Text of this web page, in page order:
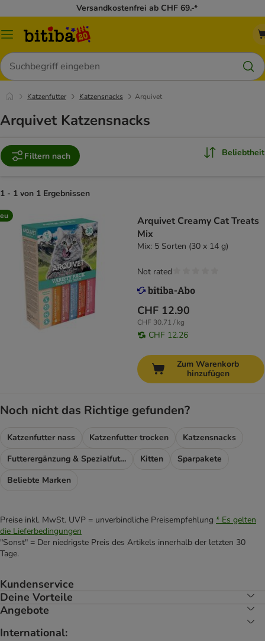
Versandkostenfrei ab CHF 69.-*
Menü
Suchen
Katzenfutter Katzensnacks Arquivet
Arquivet Katzensnacks
Filtern nach Beliebtheit
1 - 1 von 1 Ergebnissen
Arquivet Creamy Cat Treats
Mix
Mix: 5 Sorten (30 x 14 g)
CHF 12.90
CHF 30.71 / kg
CHF 12.26
Not rated
Zum Warenkorb
hinzufügen
Noch nicht das Richtige gefunden?
Katzenfutter nass Katzenfutter trocken
Katzensnacks
Futterergänzung & Spezialfutter
Kitten
Sparpakete
Beliebte Marken
Preise inkl. MwSt. UVP = unverbindliche Preisempfehlung * Es gelten
die Lieferbedingungen
"Sonst" = Der niedrigste Preis des Artikels innerhalb der letzten 30
Tage.
Kundenservice
Deine Vorteile
Angebote
International: